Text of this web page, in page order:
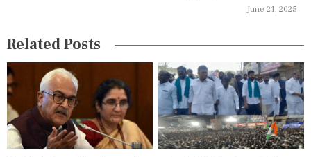
o
n
June 21, 2025
Related Posts